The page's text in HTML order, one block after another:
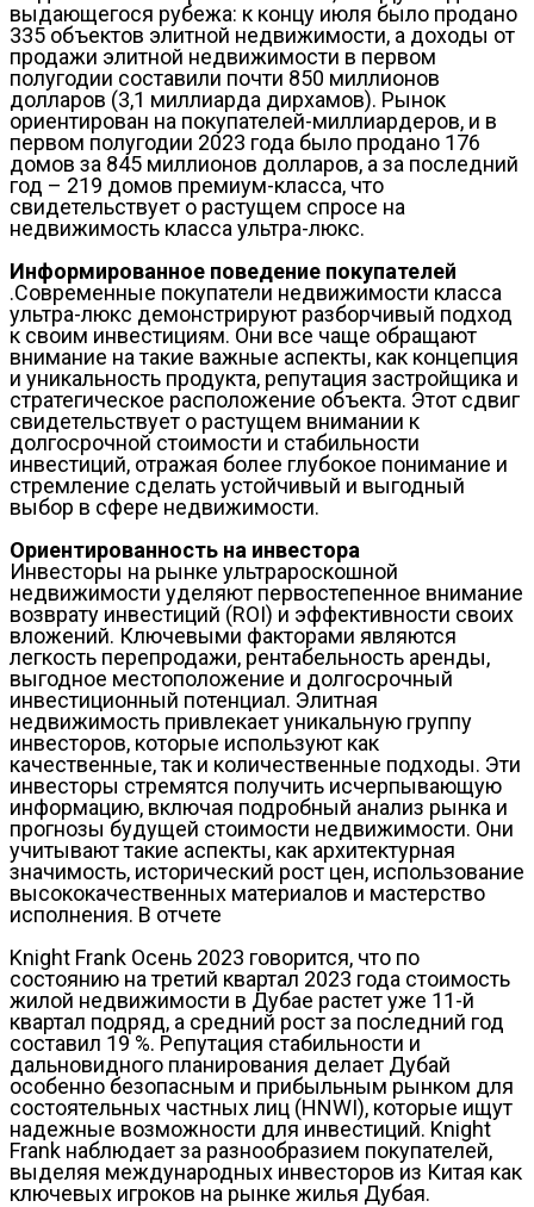
выдающегося рубежа: к концу июля было продано
335 объектов элитной недвижимости, а доходы от
продажи элитной недвижимости в первом
полугодии составили почти 850 миллионов
долларов (3,1 миллиарда дирхамов). Рынок
ориентирован на покупателей-миллиардеров, и в
первом полугодии 2023 года было продано 176
домов за 845 миллионов долларов, а за последний
год – 219 домов премиум-класса, что
свидетельствует о растущем спросе на
недвижимость класса ультра-люкс.
Информированное поведение покупателей
.Современные покупатели недвижимости класса
ультра-люкс демонстрируют разборчивый подход
к своим инвестициям. Они все чаще обращают
внимание на такие важные аспекты, как концепция
и уникальность продукта, репутация застройщика и
стратегическое расположение объекта. Этот сдвиг
свидетельствует о растущем внимании к
долгосрочной стоимости и стабильности
инвестиций, отражая более глубокое понимание и
стремление сделать устойчивый и выгодный
выбор в сфере недвижимости.
Ориентированность на инвестора
Инвесторы на рынке ультрароскошной
недвижимости уделяют первостепенное внимание
возврату инвестиций (ROI) и эффективности своих
вложений. Ключевыми факторами являются
легкость перепродажи, рентабельность аренды,
выгодное местоположение и долгосрочный
инвестиционный потенциал. Элитная
недвижимость привлекает уникальную группу
инвесторов, которые используют как
качественные, так и количественные подходы. Эти
инвесторы стремятся получить исчерпывающую
информацию, включая подробный анализ рынка и
прогнозы будущей стоимости недвижимости. Они
учитывают такие аспекты, как архитектурная
значимость, исторический рост цен, использование
высококачественных материалов и мастерство
исполнения. В отчете
Knight Frank Осень 2023 говорится, что по
состоянию на третий квартал 2023 года стоимость
жилой недвижимости в Дубае растет уже 11-й
квартал подряд, а средний рост за последний год
составил 19 %. Репутация стабильности и
дальновидного планирования делает Дубай
особенно безопасным и прибыльным рынком для
состоятельных частных лиц (HNWI), которые ищут
надежные возможности для инвестиций. Knight
Frank наблюдает за разнообразием покупателей,
выделяя международных инвесторов из Китая как
ключевых игроков на рынке жилья Дубая.